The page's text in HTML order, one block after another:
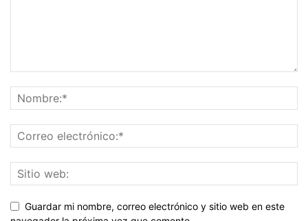
Guardar mi nombre, correo electrónico y sitio web en este